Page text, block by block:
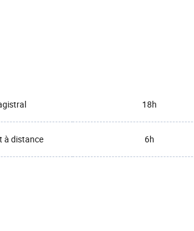
18h
à distance 6h